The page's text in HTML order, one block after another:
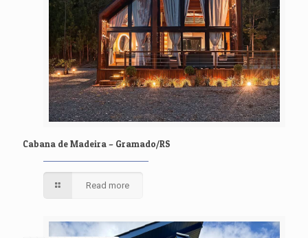
Cabana de Madeira – Gramado/RS
Read more